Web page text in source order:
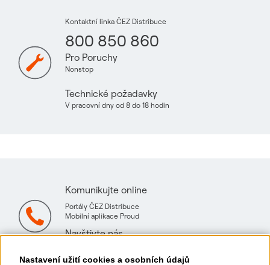
Nastavení užití cookies a osobních údajů
Kontaktní linka ČEZ Distribuce
800 850 860
Pro Poruchy
Nonstop
Technické požadavky
V pracovní dny od 8 do 18 hodin
Komunikujte online
Portály ČEZ Distribuce
Mobilní aplikace Proud
Navštivte nás